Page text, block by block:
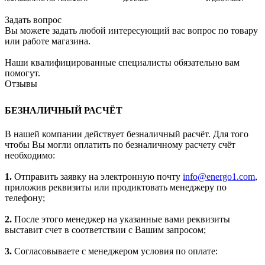
Задать вопрос
Вы можете задать любой интересующий вас вопрос по товару
или работе магазина.
Наши квалифицированные специалисты обязательно вам
помогут.
Отзывы
БЕЗНАЛИЧНЫЙ РАСЧЁТ
В нашей компании действует безналичный расчёт. Для того
чтобы Вы могли оплатить по безналичному расчету счёт
необходимо:
1. Отправить заявку на электронную почту info@energo1.com,
приложив реквизиты или продиктовать менеджеру по
телефону;
2. После этого менеджер на указанные вами реквизиты
выставит счет в соответствии с Вашим запросом;
3. Согласовываете с менеджером условия по оплате: